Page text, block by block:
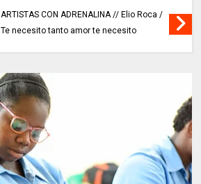
ARTISTAS CON ADRENALINA // Elio Roca /
Te necesito tanto amor te necesito